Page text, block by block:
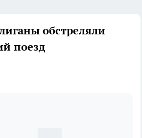
обстреляли
поезд